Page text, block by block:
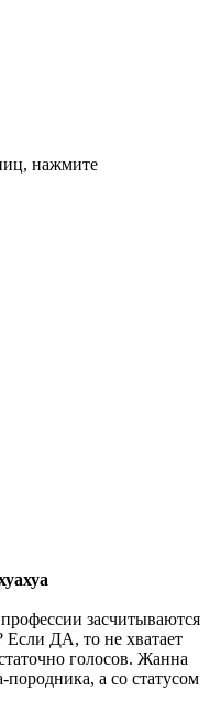
нажмите
засчитываются
Если ДА, то не хватает
голосов. Жанна
породника, а со статусом